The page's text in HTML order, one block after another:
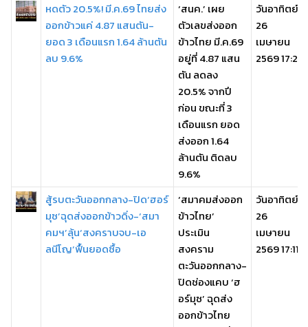
หดตัว 20.5%! มี.ค.69 ไทยส่ง
ออกข้าวแค่ 4.87 แสนตัน-
ยอด 3 เดือนแรก 1.64 ล้านตัน
ลบ 9.6%
‘สนค.’ เผย
ตัวเลขส่งออก
ข้าวไทย มี.ค.69
อยู่ที่ 4.87 แสน
ตัน ลดลง
20.5% จากปี
ก่อน ขณะที่ 3
เดือนแรก ยอด
ส่งออก 1.64
ล้านตัน ติดลบ
9.6%
วันอาทิตย์,
26
เมษายน
2569 17:21
สู้รบตะวันออกกลาง-ปิด‘ฮอร์
มุซ’ฉุดส่งออกข้าวดิ่ง-‘สมา
คมฯ’ลุ้น‘สงคราบจบ-เอ
ลนีโญ’ฟื้นยอดซื้อ
‘สมาคมส่งออก
ข้าวไทย’
ประเมิน
สงคราม
ตะวันออกกลาง-
ปิดช่องแคบ ‘ฮ
อร์มุซ’ ฉุดส่ง
ออกข้าวไทย
วันอาทิตย์,
26
เมษายน
2569 17:11